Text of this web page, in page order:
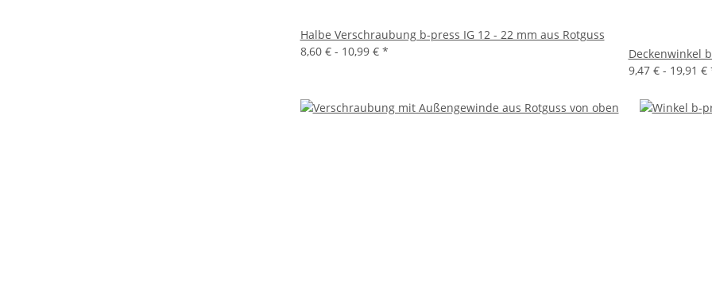
Halbe Verschraubung b-press IG 12 - 22 mm aus Rotguss
8,60 € - 10,99 € *
Deckenwinkel
9,47 € - 19,91 €